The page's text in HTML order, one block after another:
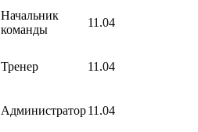
Начальник
команды
11.04
Тренер 11.04
Администратор11.04